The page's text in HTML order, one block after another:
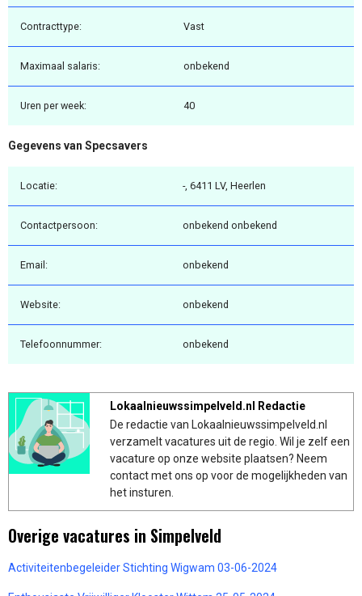
Contracttype: Vast
Maximaal salaris: onbekend
Uren per week: 40
Gegevens van Specsavers
Locatie: -, 6411 LV, Heerlen
Contactpersoon: onbekend onbekend
Email: onbekend
Website: onbekend
Telefoonnummer: onbekend
Lokaalnieuwssimpelveld.nl Redactie
De redactie van Lokaalnieuwssimpelveld.nl
verzamelt vacatures uit de regio. Wil je zelf een
vacature op onze website plaatsen? Neem
contact met ons op voor de mogelijkheden van
het insturen.
Overige vacatures in Simpelveld
Activiteitenbegeleider Stichting Wigwam 03-06-2024